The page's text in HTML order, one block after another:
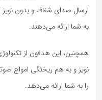
ارسال صدای شفاف و بدون
به شما ارائه می‌دهند.
نویز و به هم ریختگی امواج
را به شما ارائه می‌دهد.